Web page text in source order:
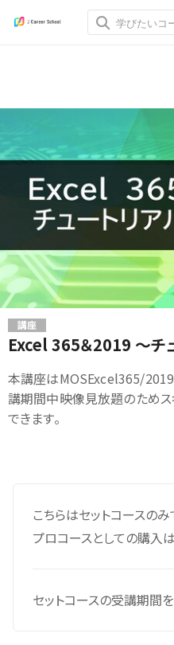
講座
Excel 365＆2019 ～チ
本講座はMOSExcel365/2019
講期間中映像見放題のため
できます。
こちらはセットコースの
プロコースとしての購入
セットコースの受講期間